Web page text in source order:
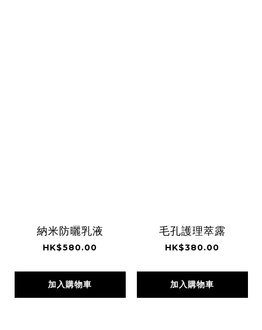
納米防曬乳液
HK$580.00
加入購物車
毛孔護理萃露
HK$380.00
加入購物車